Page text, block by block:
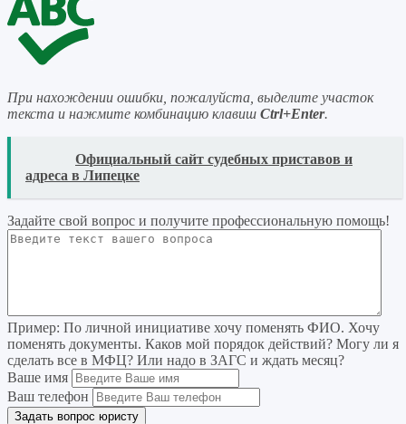
При нахождении ошибки, пожалуйста, выделите участок
текста и нажмите комбинацию клавиш Ctrl+Enter.
Официальный сайт судебных приставов и
адреса в Липецке
Задайте свой вопрос и получите профессиональную помощь!
Пример: По личной инициативе хочу поменять ФИО. Хочу
поменять документы. Каков мой порядок действий? Могу ли я
сделать все в МФЦ? Или надо в ЗАГС и ждать месяц?
Ваше имя
Ваш телефон